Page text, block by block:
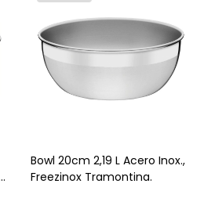
Bowl 20cm 2,19 L Acero Inox.,
Freezinox Tramontina.